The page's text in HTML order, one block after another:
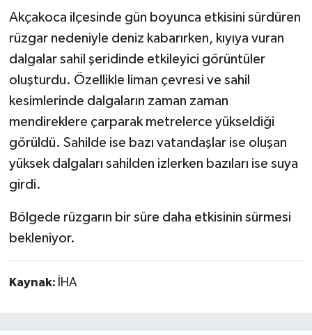
Akçakoca ilçesinde gün boyunca etkisini sürdüren
rüzgar nedeniyle deniz kabarırken, kıyıya vuran
dalgalar sahil şeridinde etkileyici görüntüler
oluşturdu. Özellikle liman çevresi ve sahil
kesimlerinde dalgaların zaman zaman
mendireklere çarparak metrelerce yükseldiği
görüldü. Sahilde ise bazı vatandaşlar ise oluşan
yüksek dalgaları sahilden izlerken bazıları ise suya
girdi.
Bölgede rüzgarın bir süre daha etkisinin sürmesi
bekleniyor.
Kaynak: İHA